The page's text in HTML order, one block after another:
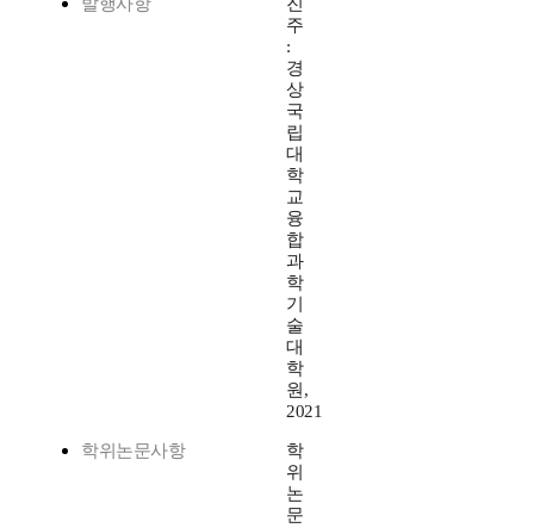
발행사항
진
주
:
경
상
국
립
대
학
교
융
합
과
학
기
술
대
학
원,
2021
학위논문사항
학
위
논
문